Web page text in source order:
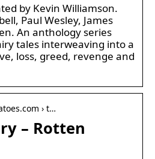
by Kevin Williamson.
Paul Wesley, James
An anthology series
tales interweaving into a
loss, greed, revenge and
› t…
– Rotten